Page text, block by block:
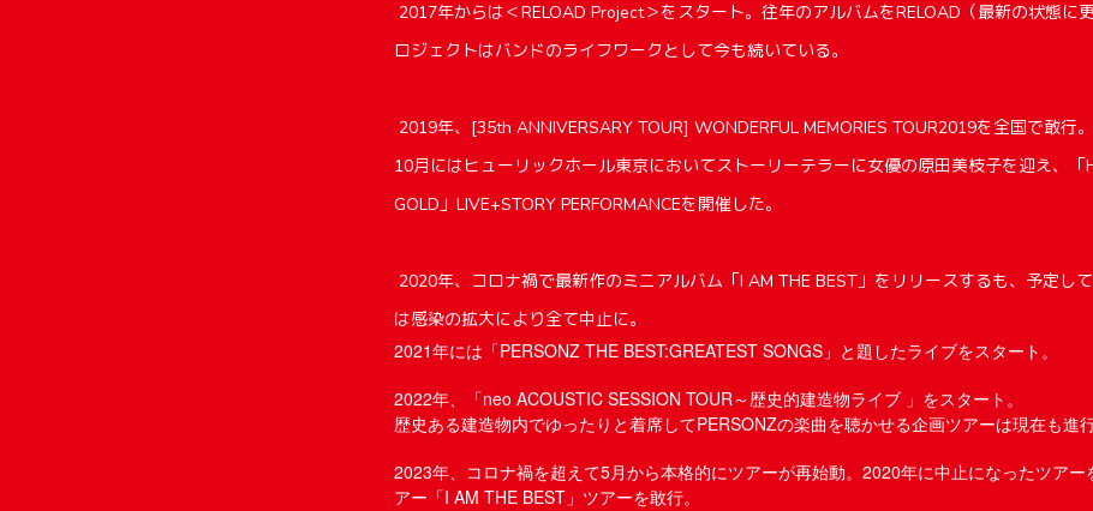
2017年からは＜RELOAD Project＞をスタート。往年のアルバムをRELOAD（最新の状態に
ロジェクトはバンドのライフワークとして今も続いている。
2019年、[35th ANNIVERSARY TOUR] WONDERFUL MEMORIES TOUR2019を全国で敢行。
10月にはヒューリックホール東京においてストーリーテラーに女優の原田美枝子を迎え、「
GOLD」LIVE+STORY PERFORMANCEを開催した。
2020年、コロナ禍で最新作のミニアルバム「I AM THE BEST」をリリースするも、予定し
は感染の拡大により全て中止に。
2021年には「PERSONZ THE BEST:GREATEST SONGS」と題したライブをスタート。
2022年、「neo ACOUSTIC SESSION TOUR～歴史的建造物ライブ 」をスタート。
歴史ある建造物内でゆったりと着席してPERSONZの楽曲を聴かせる企画ツアーは現在も進行
2023年、コロナ禍を超えて5月から本格的にツアーが再始動。2020年に中止になったツアー
アー「I AM THE BEST」ツアーを敢行。